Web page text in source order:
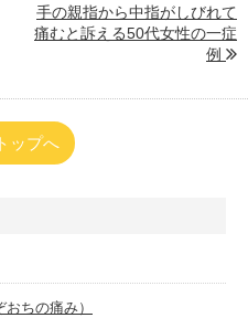
手の親指から中指がしびれて
痛むと訴える50代女性の一症
例
ップへ
ちの痛み）